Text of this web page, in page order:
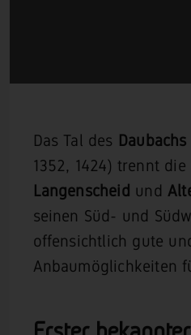
Das Tal des Daubachs
1352, 1424) trennt
Langenscheid und
seinen Süd- und
offensichtlich gute
Anbaumöglichkeiten